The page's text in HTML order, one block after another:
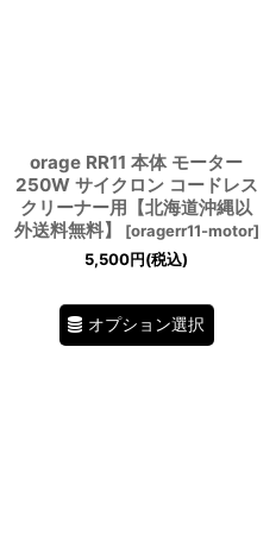
orage RR11 本体 モーター
250W サイクロン コードレス
クリーナー用【北海道沖縄以
外送料無料】
[oragerr11-motor]
5,500円(税込)
オプション選択